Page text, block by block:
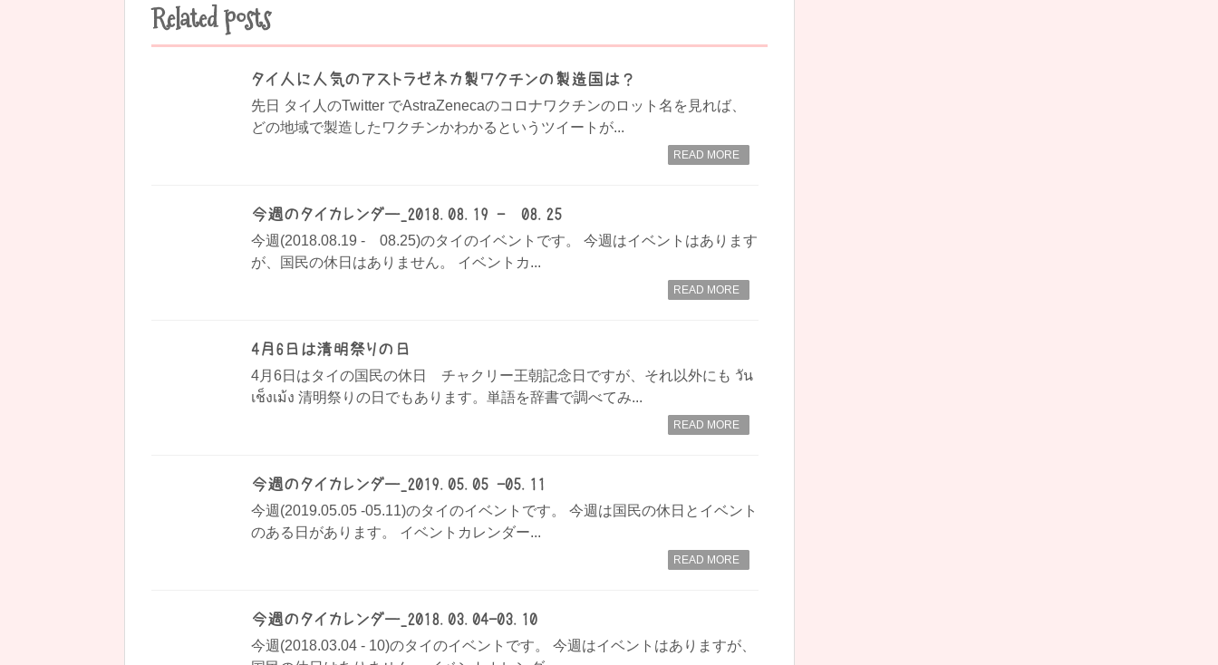
Related posts
タイ人に人気のアストラゼネカ製ワクチンの製造国は？
先日 タイ人のTwitter でAstraZenecaのコロナワクチンのロット名を見れば、
どの地域で製造したワクチンかわかるというツイートが...
READ MORE
今週のタイカレンダー_2018.08.19 - 08.25
今週(2018.08.19 - 08.25)のタイのイベントです。 今週はイベントはあります
が、国民の休日はありません。 イベントカ...
READ MORE
4月6日は清明祭りの日
4月6日はタイの国民の休日 チャクリー王朝記念日ですが、それ以外にも วัน
เช็งเม้ง 清明祭りの日でもあります。単語を辞書で調べてみ...
READ MORE
今週のタイカレンダー_2019.05.05 -05.11
今週(2019.05.05 -05.11)のタイのイベントです。 今週は国民の休日とイベント
のある日があります。 イベントカレンダー...
READ MORE
今週のタイカレンダー_2018.03.04-03.10
今週(2018.03.04 - 10)のタイのイベントです。 今週はイベントはありますが、